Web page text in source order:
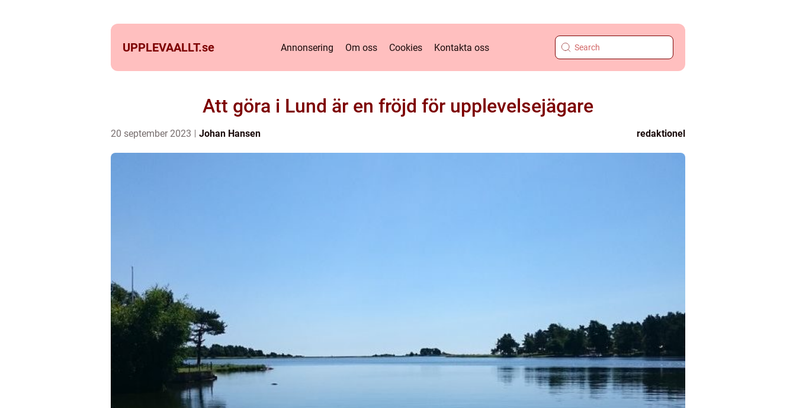
UPPLEVAALLT.se Annonsering Om oss Cookies Kontakta oss
Att göra i Lund är en fröjd för upplevelsejägare
20 september 2023 Johan Hansen redaktionel